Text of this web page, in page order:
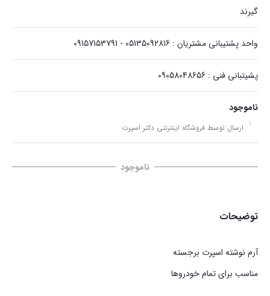
گیرند
واحد پشتیبانی مشتریان : 05135092816 - 09157153791
پشیتبانی فنی : 09058048656
ناموجود
ارسال توسط فروشگاه اینترنتی دکتر اسپرت
ناموجود
توضیحات
آرم نوشته اسپرت برجسته
مناسب برای تمام خودروها